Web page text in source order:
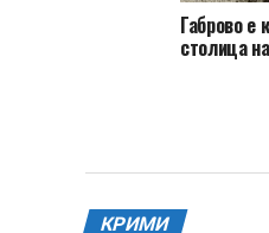
Габрово е
столица
КРИМИ